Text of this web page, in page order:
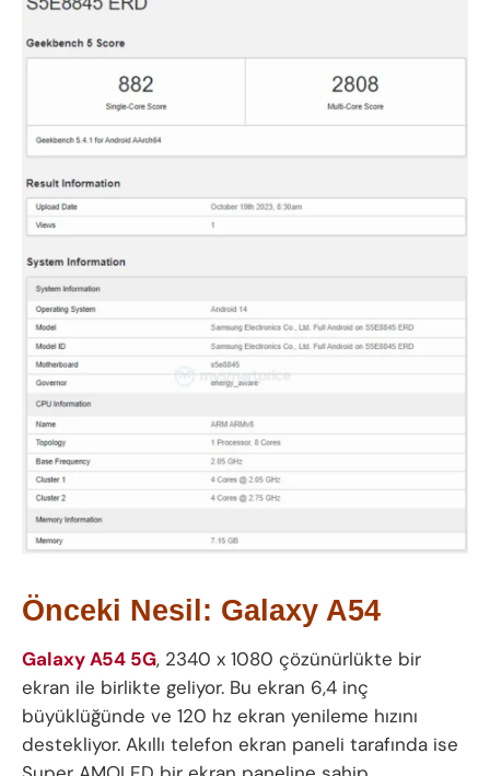
Önceki Nesil: Galaxy A54
Galaxy A54 5G, 2340 x 1080 çözünürlükte bir
ekran ile birlikte geliyor. Bu ekran 6,4 inç
büyüklüğünde ve 120 hz ekran yenileme hızını
destekliyor. Akıllı telefon ekran paneli tarafında ise